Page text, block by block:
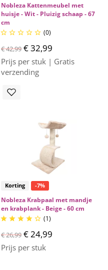
Nobleza Kattenmeubel met
huisje - Wit - Pluizig schaap - 67
cm
     (0)
€ 42,99 € 32,99
Prijs per stuk | Gratis
verzending
Korting -7%
Nobleza Krabpaal met mandje
en krabplank - Beige - 60 cm
     (1)
€ 26,99 € 24,99
Prijs per stuk